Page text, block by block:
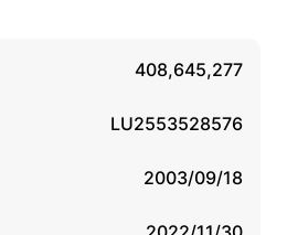
408,645,277
LU2553528576
2003/09/18